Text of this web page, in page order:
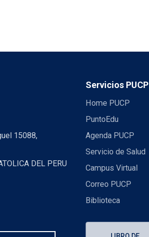
15088,
DEL PERU
Servicios PUCP
Home PUCP
PuntoEdu
Agenda PUCP
Servicio de Salud
Campus Virtual
Correo PUCP
Biblioteca